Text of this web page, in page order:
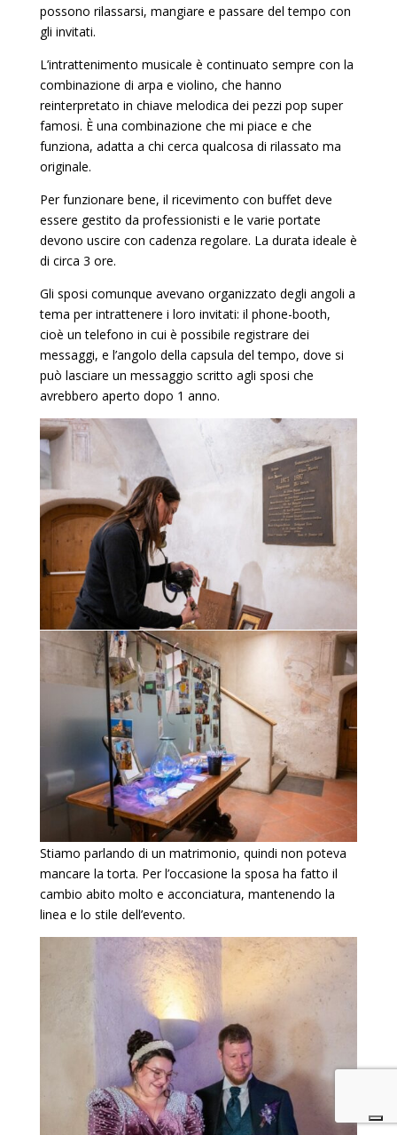
possono rilassarsi, mangiare e passare del tempo con
gli invitati.
L’intrattenimento musicale è continuato sempre con la
combinazione di arpa e violino, che hanno
reinterpretato in chiave melodica dei pezzi pop super
famosi. È una combinazione che mi piace e che
funziona, adatta a chi cerca qualcosa di rilassato ma
originale.
Per funzionare bene, il ricevimento con buffet deve
essere gestito da professionisti e le varie portate
devono uscire con cadenza regolare. La durata ideale è
di circa 3 ore.
Gli sposi comunque avevano organizzato degli angoli a
tema per intrattenere i loro invitati: il phone-booth,
cioè un telefono in cui è possibile registrare dei
messaggi, e l’angolo della capsula del tempo, dove si
può lasciare un messaggio scritto agli sposi che
avrebbero aperto dopo 1 anno.
Stiamo parlando di un matrimonio, quindi non poteva
mancare la torta. Per l’occasione la sposa ha fatto il
cambio abito molto e acconciatura, mantenendo la
linea e lo stile dell’evento.